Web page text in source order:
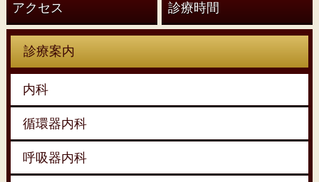
アクセス 診療時間
診療案内
内科
循環器内科
呼吸器内科